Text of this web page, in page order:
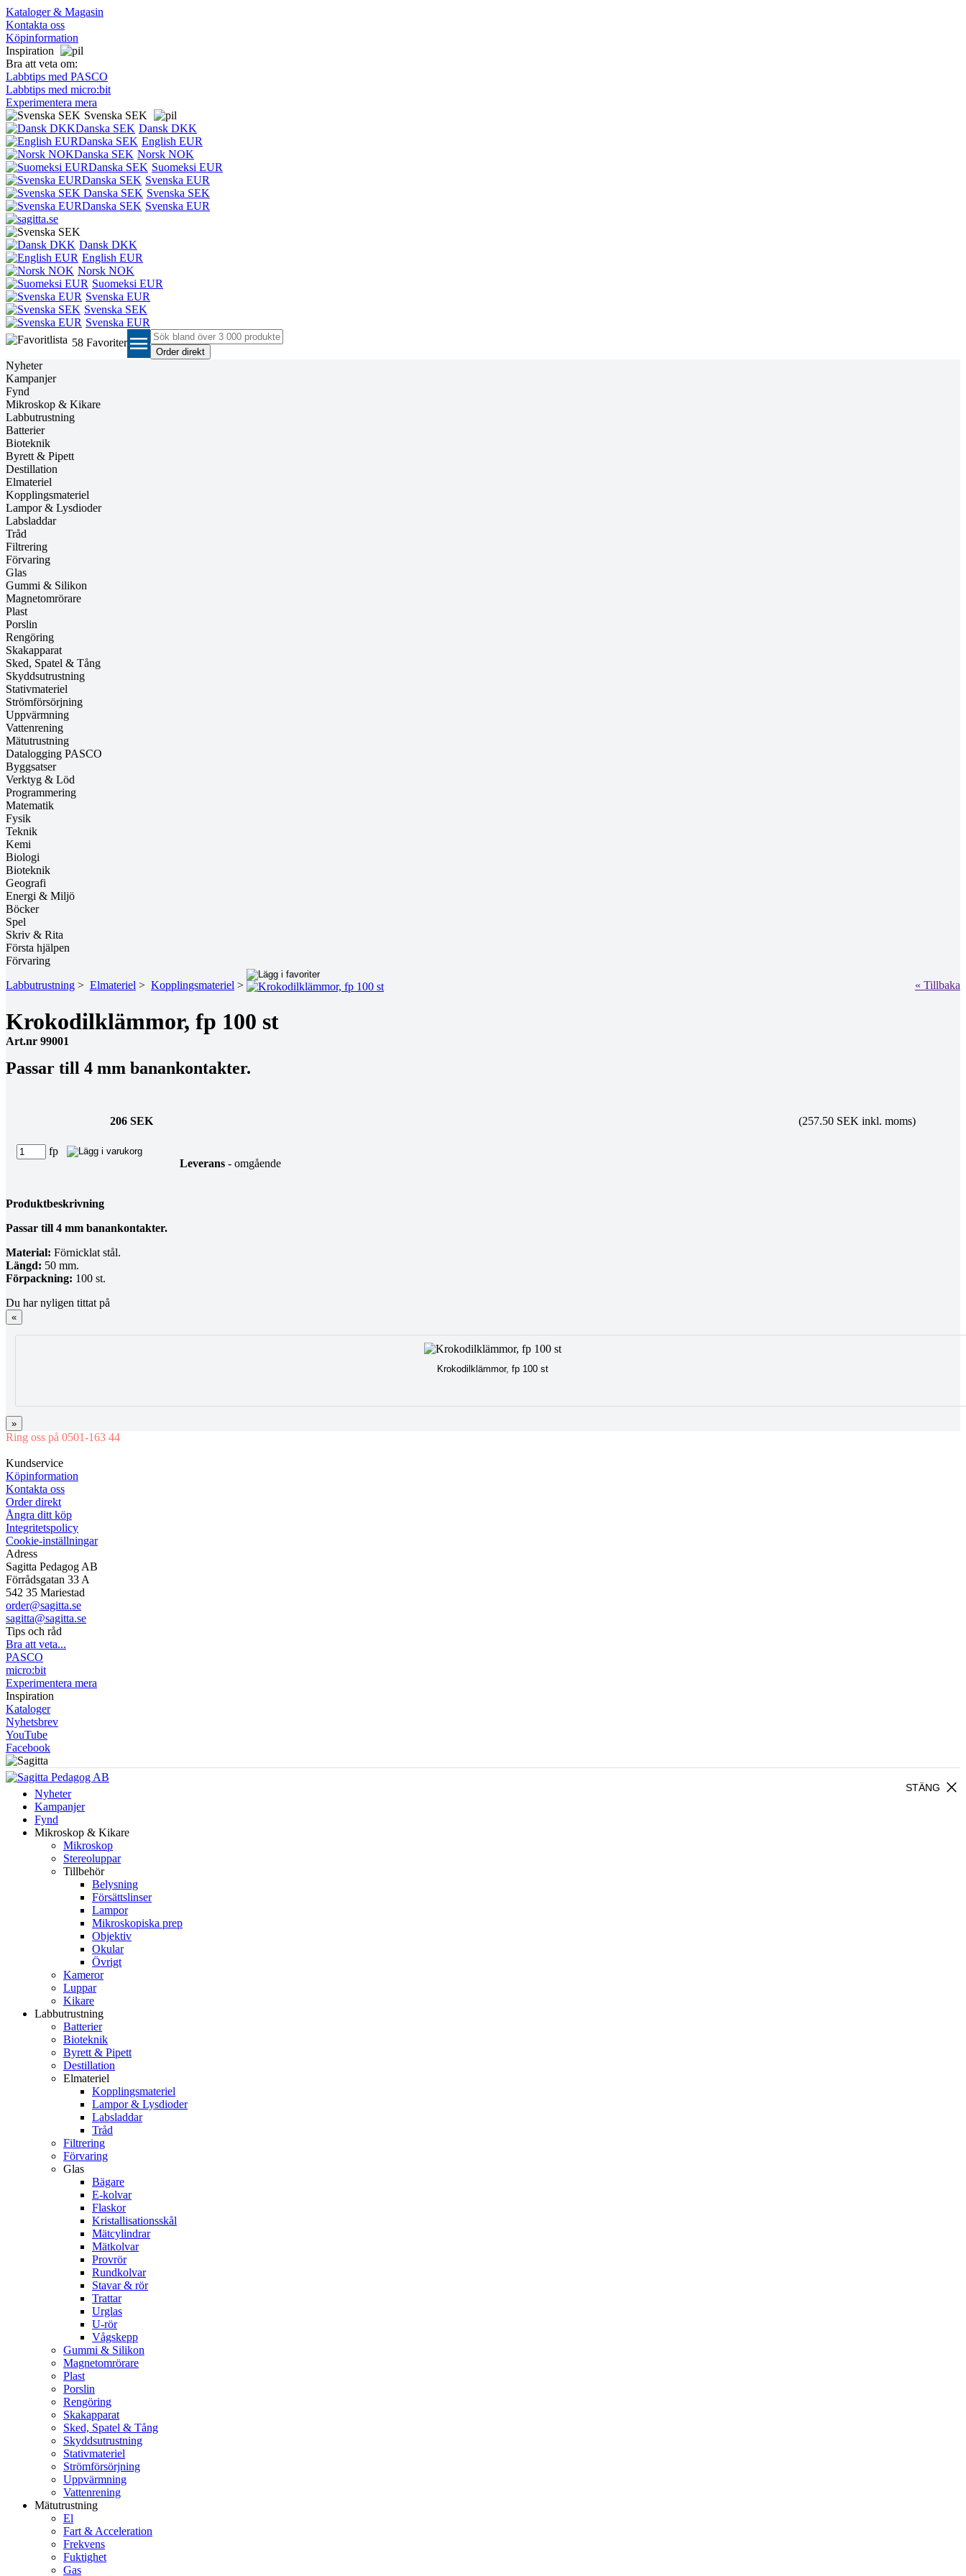
Kataloger & Magasin
Kontakta oss
Köpinformation
Inspiration
Bra att veta om:
Labbtips med PASCO
Labbtips med micro:bit
Experimentera mera
Svenska SEK
Dansk DKK
English EUR
Norsk NOK
Suomeksi EUR
Svenska EUR
Svenska SEK
Svenska EUR
Dansk DKK
English EUR
Norsk NOK
Suomeksi EUR
Svenska EUR
Svenska SEK
Svenska EUR
58 Favoriter menu
Nyheter
Kampanjer
Fynd
Mikroskop & Kikare
Labbutrustning
Batterier
Bioteknik
Byrett & Pipett
Destillation
Elmateriel
Kopplingsmateriel
Lampor & Lysdioder
Labsladdar
Tråd
Filtrering
Förvaring
Glas
Gummi & Silikon
Magnetomrörare
Plast
Porslin
Rengöring
Skakapparat
Sked, Spatel & Tång
Skyddsutrustning
Stativmateriel
Strömförsörjning
Uppvärmning
Vattenrening
Mätutrustning
Datalogging PASCO
Byggsatser
Verktyg & Löd
Programmering
Matematik
Fysik
Teknik
Kemi
Biologi
Bioteknik
Geografi
Energi & Miljö
Böcker
Spel
Skriv & Rita
Första hjälpen
Förvaring
Labbutrustning > Elmateriel > Kopplingsmateriel > « Tillbaka
Krokodilklämmor, fp 100 st
Art.nr 99001
Passar till 4 mm banankontakter.
206 SEK (257.50 SEK inkl. moms)
fp
Leverans - omgående
Produktbeskrivning
Passar till 4 mm banankontakter.
Material: Förnicklat stål.
Längd: 50 mm.
Förpackning: 100 st.
Du har nyligen tittat på
«
Krokodilklämmor, fp 100 st
»
Ring oss på 0501-163 44
Kundservice
Köpinformation
Kontakta oss
Order direkt
Ångra ditt köp
Integritetspolicy
Cookie-inställningar
Adress
Sagitta Pedagog AB
Förrådsgatan 33 A
542 35 Mariestad
order@sagitta.se
sagitta@sagitta.se
Tips och råd
Bra att veta...
PASCO
micro:bit
Experimentera mera
Inspiration
Kataloger
Nyhetsbrev
YouTube
Facebook
close
STÄNG
Nyheter
Kampanjer
Fynd
Mikroskop & Kikare
Mikroskop
Stereoluppar
Tillbehör
Belysning
Försättslinser
Lampor
Mikroskopiska prep
Objektiv
Okular
Övrigt
Kameror
Luppar
Kikare
Labbutrustning
Batterier
Bioteknik
Byrett & Pipett
Destillation
Elmateriel
Kopplingsmateriel
Lampor & Lysdioder
Labsladdar
Tråd
Filtrering
Förvaring
Glas
Bägare
E-kolvar
Flaskor
Kristallisationsskål
Mätcylindrar
Mätkolvar
Provrör
Rundkolvar
Stavar & rör
Trattar
Urglas
U-rör
Vågskepp
Gummi & Silikon
Magnetomrörare
Plast
Porslin
Rengöring
Skakapparat
Sked, Spatel & Tång
Skyddsutrustning
Stativmateriel
Strömförsörjning
Uppvärmning
Vattenrening
Mätutrustning
El
Fart & Acceleration
Frekvens
Fuktighet
Gas